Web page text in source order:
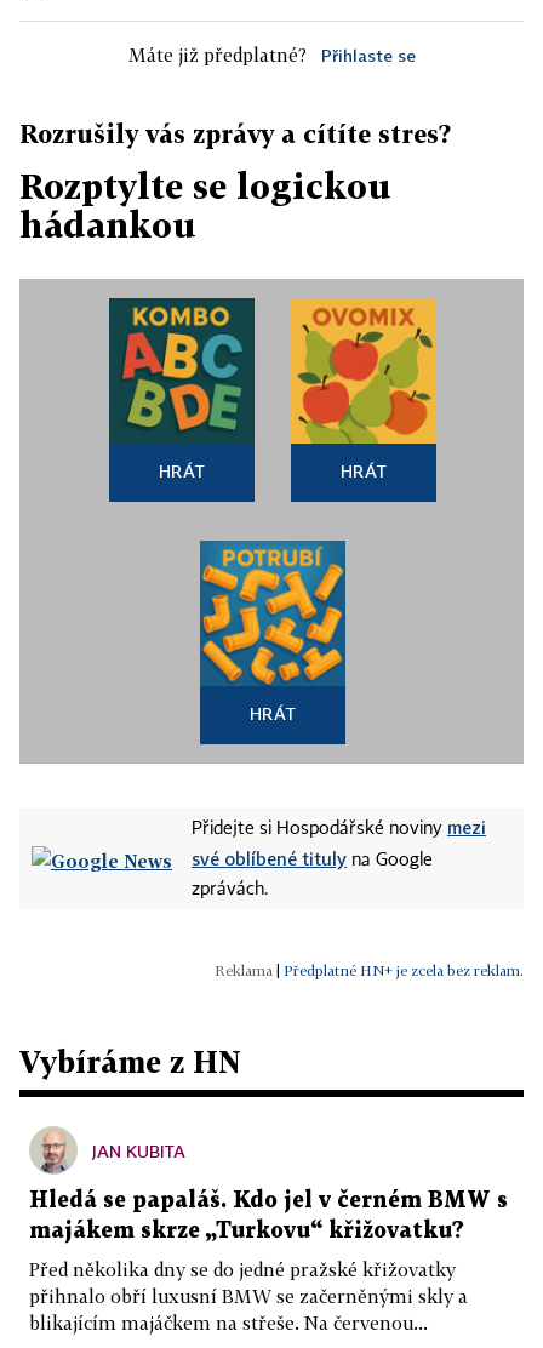
Máte již předplatné? Přihlaste se
Rozrušily vás zprávy a cítíte stres?
Rozptylte se logickou
hádankou
HRÁT HRÁT
HRÁT
Přidejte si Hospodářské noviny mezi
své oblíbené tituly na Google
zprávách.
Předplatné HN+ je zcela bez reklam.
Vybíráme z HN
JAN KUBITA
Hledá se papaláš. Kdo jel v černém BMW s
majákem skrze „Turkovu“ křižovatku?
Před několika dny se do jedné pražské křižovatky
přihnalo obří luxusní BMW se začerněnými skly a
blikajícím majáčkem na střeše. Na červenou...